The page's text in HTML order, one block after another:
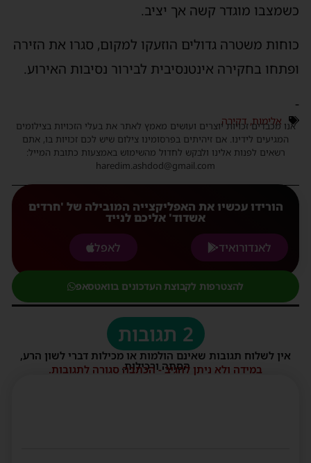
מוגדר קשה אך יציב.
משטרה גדולים הוזעקו למקום, סגרו את הזירה
בחקירה אינטנסיבית לבירור נסיבות האירוע.
אלימות,דקירה
אנו מכבדים זכויות יוצרים ועושים מאמץ לאתר את בעלי הזכויות בצילומים
המגיעים לידינו. אם זיהיתים בפרסומינו צילום שיש לכם זכויות בו, אתם
רשאים לפנות אלינו ולבקש לחדול מהשימוש באמצעות כתובת המייל:
haredim.ashdod@gmail.com
הורידו עכשיו את האפליקצייה המובילה של 'חרדים
אשדוד' אליכם לנייד
לאנדורואיד
לאפל
להצטרפות לקבוצת העדכונים בוואטסאפ
2 תגובות
אין לשלוח תגובות שאינם הולמות או מכילות דברי לשון הרע,
הסתה ורכילות.
במידה ולא ניתן להגיב - הכתבה סגורה לתגובות.